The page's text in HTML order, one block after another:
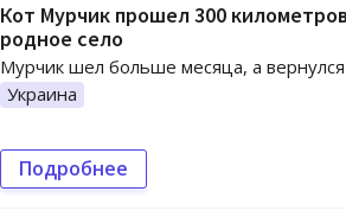
Кот Мурчик прошел 300
родное село
Мурчик шел больше месяца, а
Украина
Подробнее